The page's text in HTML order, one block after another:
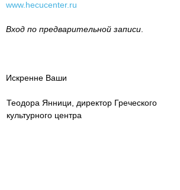
www.hecucenter.ru
Вход по предварительной записи
Искренне Ваши
Теодора Янници, директор Греческого
культурного центра